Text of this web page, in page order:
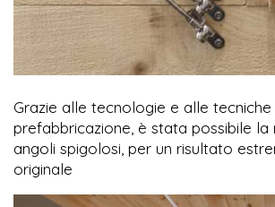
Grazie alle tecnologie e alle tecniche
prefabbricazione, è stata possibile la
angoli spigolosi, per un risultato
originale